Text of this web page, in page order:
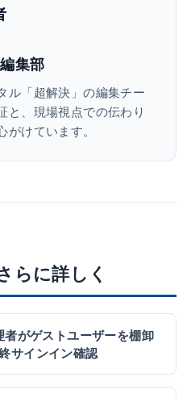
集部
ル「超解決」の編集チー
と、現場視点での伝わり
けています。
らに詳しく
がゲストユーザーを棚卸
サインイン確認